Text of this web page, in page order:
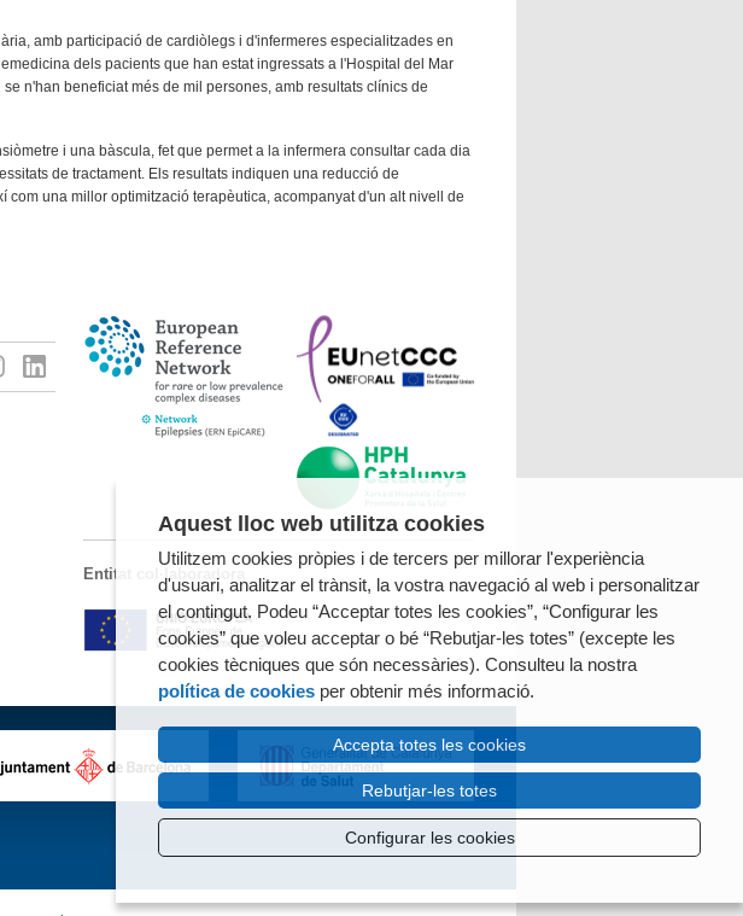
amb participació de cardiòlegs i d'infermeres especialitzades en
dels pacients que han estat ingressats a l'Hospital del Mar
n'han beneficiat més de mil persones, amb resultats clínics de
i una bàscula, fet que permet a la infermera consultar cada dia
de tractament. Els resultats indiquen una reducció de
una millor optimització terapèutica, acompanyat d'un alt nivell de
Entitat col·laboradora
Aquest lloc web utilitza cookies
Utilitzem cookies pròpies i de tercers per millorar l'experiència
d'usuari, analitzar el trànsit, la vostra navegació al web i personalitzar
el contingut. Podeu “Acceptar totes les cookies”, “Configurar les
cookies” que voleu acceptar o bé “Rebutjar-les totes” (excepte les
cookies tècniques que són necessàries). Consulteu la nostra
política de cookies per obtenir més informació.
Accepta totes les cookies
Rebutjar-les totes
Configurar les cookies